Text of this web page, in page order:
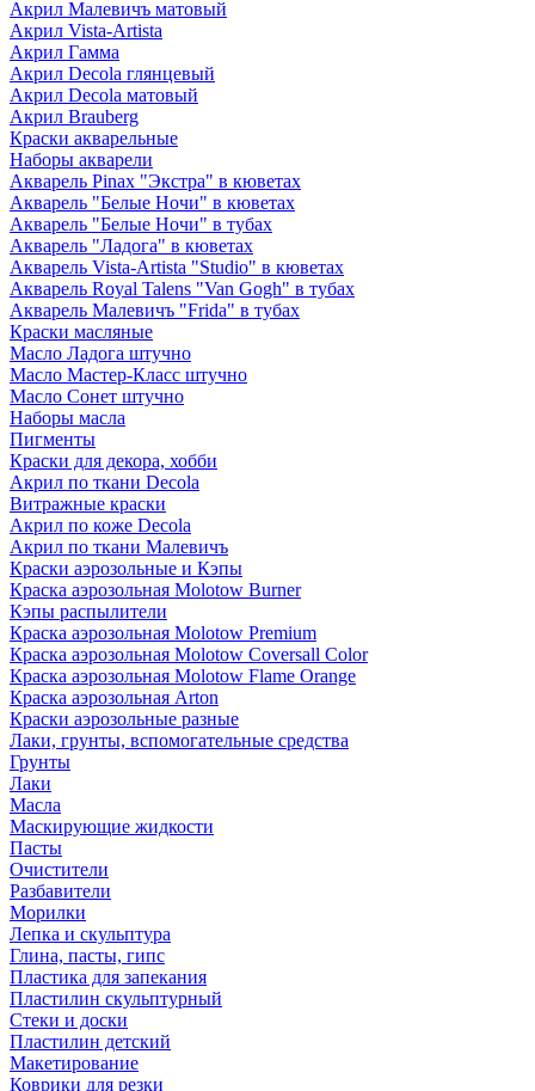
Акрил Малевичъ матовый
Акрил Vista-Artista
Акрил Гамма
Акрил Decola глянцевый
Акрил Decola матовый
Акрил Brauberg
Краски акварельные
Наборы акварели
Акварель Pinax "Экстра" в кюветах
Акварель "Белые Ночи" в кюветах
Акварель "Белые Ночи" в тубах
Акварель "Ладога" в кюветах
Акварель Vista-Artista "Studio" в кюветах
Акварель Royal Talens "Van Gogh" в тубах
Акварель Малевичъ "Frida" в тубах
Краски масляные
Масло Ладога штучно
Масло Мастер-Класс штучно
Масло Сонет штучно
Наборы масла
Пигменты
Краски для декора, хобби
Акрил по ткани Decola
Витражные краски
Акрил по коже Decola
Акрил по ткани Малевичъ
Краски аэрозольные и Кэпы
Краска аэрозольная Molotow Burner
Кэпы распылители
Краска аэрозольная Molotow Premium
Краска аэрозольная Molotow Coversall Color
Краска аэрозольная Molotow Flame Orange
Краска аэрозольная Arton
Краски аэрозольные разные
Лаки, грунты, вспомогательные средства
Грунты
Лаки
Масла
Маскирующие жидкости
Пасты
Очистители
Разбавители
Морилки
Лепка и скульптура
Глина, пасты, гипс
Пластика для запекания
Пластилин скульптурный
Стеки и доски
Пластилин детский
Макетирование
Коврики для резки